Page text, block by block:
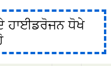
ਹਾਈਡਰੋਜਨ ਧੋਖੇ